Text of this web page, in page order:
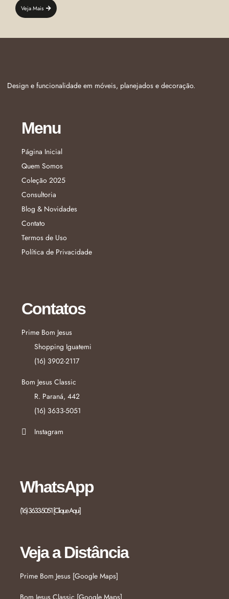
Veja Mais
Design e funcionalidade em móveis, planejados e decoração.
Menu
Página Inicial
Quem Somos
Coleção 2025
Consultoria
Blog & Novidades
Contato
Termos de Uso
Política de Privacidade
Contatos
Prime Bom Jesus
Shopping Iguatemi
(16) 3902-2117
Bom Jesus Classic
R. Paraná, 442
(16) 3633-5051
Instagram
WhatsApp
(16) 3633-5051 [Clique Aqui]
Veja a Distância
Prime Bom Jesus [Google Maps]
Bom Jesus Classic [Google Maps]